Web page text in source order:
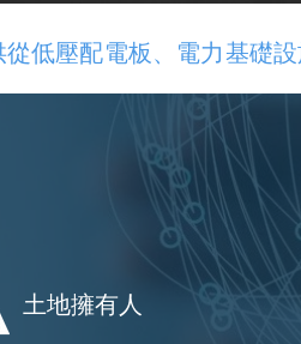
低壓配電板、電力基礎
土地擁有人